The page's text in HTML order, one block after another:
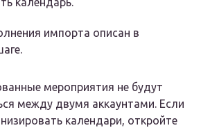
импорта описан в
мероприятия не будут
между двумя аккаунтами. Если
календари, откройте